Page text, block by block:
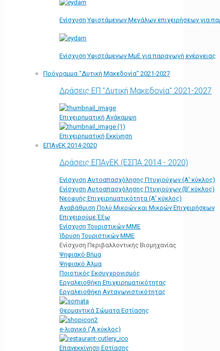
Ενίσχυση Υφιστάμενων Μεγάλων επιχειρήσεων για
Ενίσχυση Υφιστάμενων ΜμΕ για παραγωγή ενέργειας
Πρόγραμμα “Δυτική Μακεδονία” 2021-2027
Δράσεις ΕΠ "Δυτική Μακεδονία" 2021-2027
Επιχειρηματική Ανάκαμψη
Επιχειρηματική Εκκίνηση
ΕΠΑνΕΚ 2014-2020
Δράσεις ΕΠΑνΕΚ (ΕΣΠΑ 2014 - 2020)
Ενίσχυση Αυτοαπασχόλησης Πτυχιούχων (Α' κύκλος)
Ενίσχυση Αυτοαπασχόλησης Πτυχιούχων (Β' κύκλος)
Νεοφυής Επιχειρηματικότητα (Α' κύκλος)
Αναβάθμιση Πολύ Μικρών και Μικρών Επιχειρήσεων
Επιχειρούμε Έξω
Ενίσχυση Τουριστικών ΜΜΕ
Ίδρυση Τουριστικών ΜΜΕ
Ενίσχυση Περιβαλλοντικής Βιομηχανίας
Ψηφιακό Βήμα
Ψηφιακό Άλμα
Ποιοτικός Εκσυγχρονισμός
Εργαλειοθήκη Eπιχειρηματικότητας
Εργαλειοθήκη Ανταγωνιστικότητας
Θερμαντικά Σώματα Εστίασης
e-λιανικό ('Α κύκλος)
Επανεκκίνηση Εστίασης